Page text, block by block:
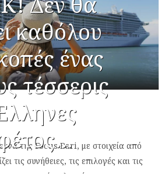
καθόλου
ένας
τέσσερις
της Focus Bari, με στοιχεία από
τις συνήθειες, τις επιλογές και τις